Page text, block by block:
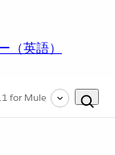
（英語）
for Mule 4 Release